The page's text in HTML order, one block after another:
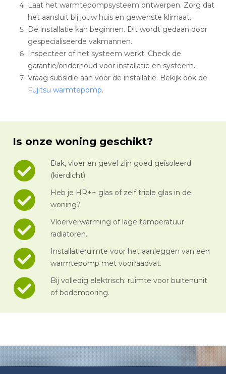
Laat het warmtepompsysteem ontwerpen. Zorg dat
het aansluit bij jouw huis en gewenste klimaat.
De installatie kan beginnen. Dit wordt gedaan door
gespecialiseerde vakmannen.
Inspecteer of het systeem werkt. Check de
garantie/onderhoud voor installatie en systeem.
Vraag subsidie aan voor de installatie. Bekijk ook de
Fujitsu warmtepomp.
Is onze woning geschikt?
Dak, vloer en gevel zijn goed geïsoleerd
(kierdicht).
Heb je HR++ glas of zelf triple glas in de
woning?
Vloerverwarming of lage temperatuur
radiatoren.
Installatieruimte voor het aanleggen van een
warmtepomp met voorraadvat.
Bij volledig elektrisch: ruimte voor buitenunit
of bodemboring.